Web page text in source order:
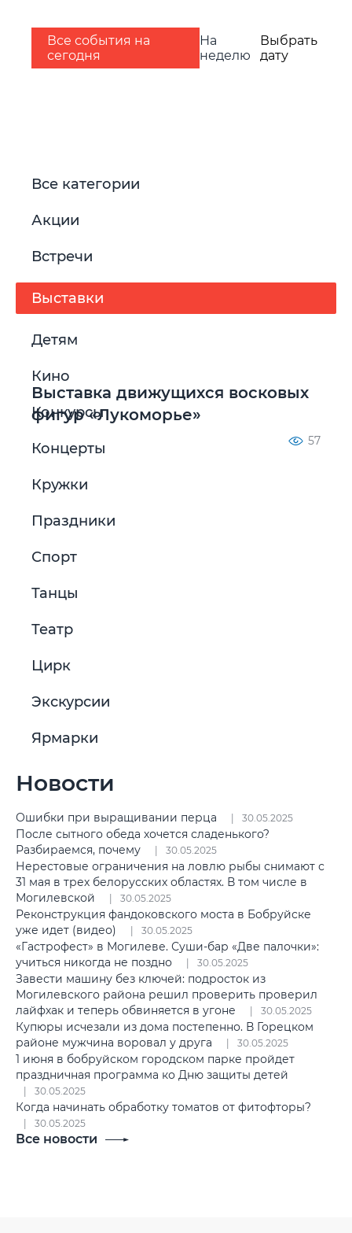
Все категории
Акции
Встречи
Выставки
Детям
Кино
Конкурсы
Концерты
Кружки
Праздники
Спорт
Танцы
Театр
Цирк
Экскурсии
Ярмарки
Новости
Ошибки при выращивании перца 30.05.2025
После сытного обеда хочется сладенького?
Разбираемся, почему
30.05.2025
Нерестовые ограничения на ловлю рыбы снимают с
31 мая в трех белорусских областях. В том числе в
Могилевской
30.05.2025
Реконструкция фандоковского моста в Бобруйске
уже идет (видео)
30.05.2025
«Гастрофест» в Могилеве. Суши-бар «Две палочки»:
учиться никогда не поздно
30.05.2025
Завести машину без ключей: подросток из
Могилевского района решил проверить проверил
лайфхак и теперь обвиняется в угоне
30.05.2025
Купюры исчезали из дома постепенно. В Горецком
районе мужчина воровал у друга
30.05.2025
1 июня в бобруйском городском парке пройдет
праздничная программа ко Дню защиты детей
30.05.2025
Когда начинать обработку томатов от фитофторы?
30.05.2025
Все новости
Все события на
сегодня
На
неделю
Выбрать
дату
Выставка движущихся восковых
фигур «Лукоморье»
57